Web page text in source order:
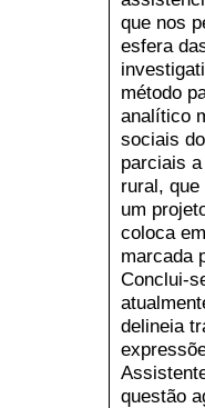
que nos
esfera
método
analítico
sociais
parciais
rural,
um
coloca
marcada
Conclui-
delineia
questão